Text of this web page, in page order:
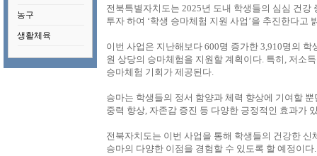
농구
생활체육
전북특별자치도는 2025년 도내 학생들의 심심 건
투자 하여 ‘학생 승마체험 지원 사업’을 추진한다고
이번 사업은 지난해보다 600명 증가한 3,910명의
원 상당의 승마체험을 지원할 계획이다. 특히, 저소
승마체험 기회가 제공된다.
승마는 학생들의 정서 함양과 체력 향상에 기여할
중력 향상, 자존감 증진 등 다양한 긍정적인 효과가
전북자치도는 이번 사업을 통해 학생들의 건강한
승마의 다양한 이점을 경험할 수 있도록 할 예정이다.